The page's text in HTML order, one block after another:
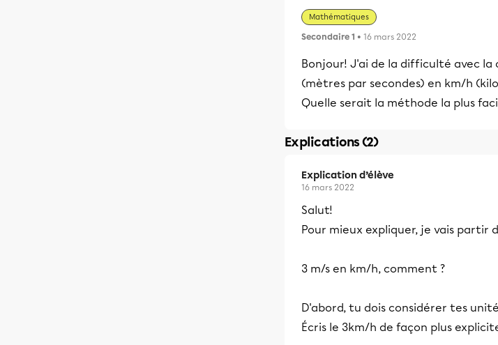
Mathématiques
Secondaire 1 • 16 mars 2022
Bonjour! J'ai de la difficulté avec la
(mètres par secondes) en km/h
Quelle serait la méthode la plus
Explications (2)
Explication d’élève
16 mars 2022
Salut!
Pour mieux expliquer, je vais partir
3 m/s en km/h, comment ?
D'abord, tu dois considérer tes
Écris le 3km/h de façon plus